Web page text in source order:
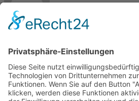
Max
Kontakt
Meisterbetrieb Metallbau Manuel Pawel
86668 Karlshuld
Telefon: +49 (0)176 58699916
E-Mail:info@metallbau-pawel.de